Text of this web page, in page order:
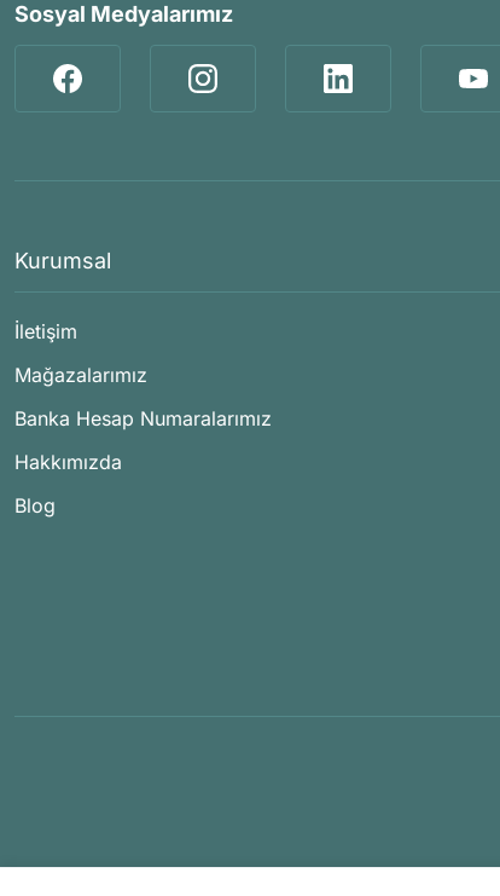
Sosyal Medyalarımız
Kurumsal
İletişim
Mağazalarımız
Banka Hesap Numaralarımız
Hakkımızda
Blog